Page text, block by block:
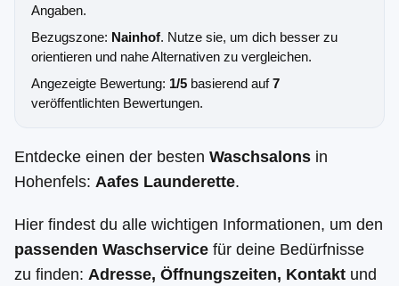
Angaben.
Bezugszone: Nainhof. Nutze sie, um dich besser zu
orientieren und nahe Alternativen zu vergleichen.
Angezeigte Bewertung: 1/5 basierend auf7
veröffentlichten Bewertungen.
Entdecke einen der besten Waschsalons in
Hohenfels: Aafes Launderette.
Hier findest du alle wichtigen Informationen, um den
passenden Waschservice für deine Bedürfnisse
zu finden: Adresse, Öffnungszeiten, Kontakt und